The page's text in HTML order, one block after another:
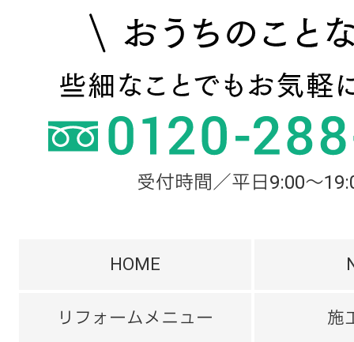
受付時間／平日9:00～
HOME
リフォームメニュー 施